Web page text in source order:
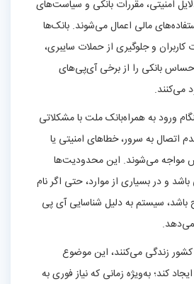
امنیتی، مقررات بانکی و سیاست‌های
مالی اعمال می‌شوند. بانک‌ها
و جلوگیری از حملات سایبری،
بانکی را از برخی آی‌پی‌های
ورود به همراه‌بانک ملت با مشکلاتی
به سرور، خطاهای امنیتی یا
می‌شوند. این محدودیت‌ها
و در بسیاری از موارد، حتی اگر نام
سیستم به دلیل شناسایی آی‌ پی
زندگی می‌کنند، این موضوع
به‌ویژه زمانی که نیاز فوری به